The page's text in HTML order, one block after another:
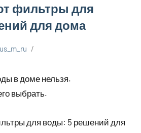
фильтры для
для дома
в доме нельзя.
выбрать.